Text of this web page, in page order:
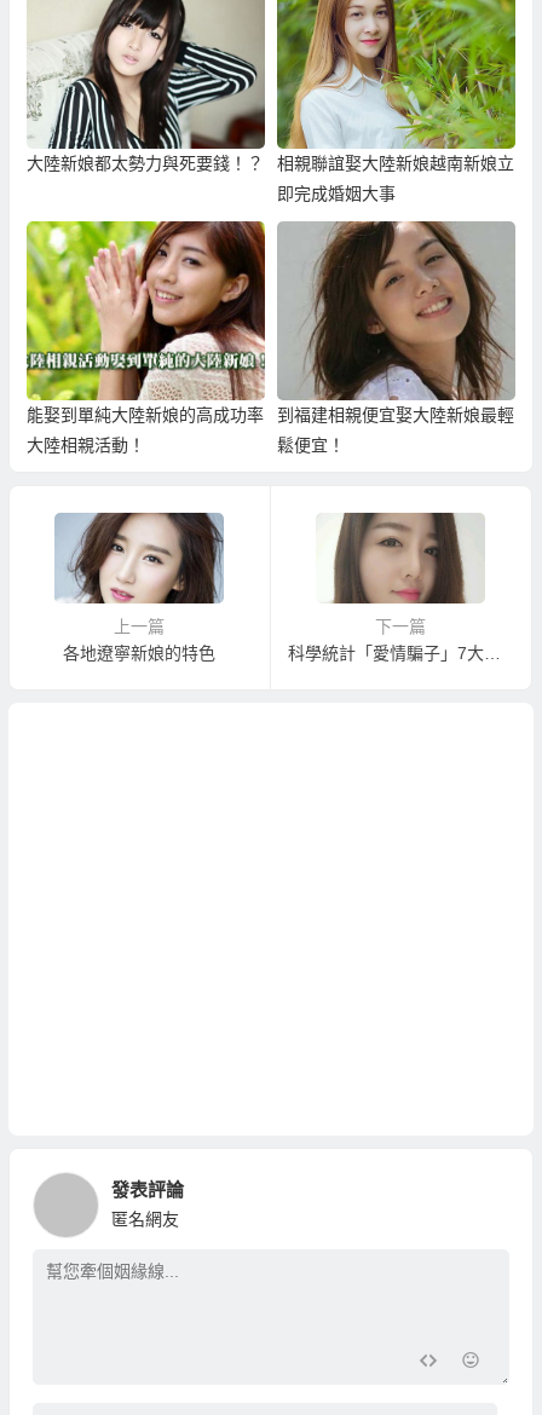
大陸新娘都太勢力與死要錢！？
相親聯誼娶大陸新娘越南新娘立
即完成婚姻大事
能娶到單純大陸新娘的高成功率
大陸相親活動！
到福建相親便宜娶大陸新娘最輕
鬆便宜！
上一篇
各地遼寧新娘的特色
下一篇
科學統計「愛情騙子」7大傾向
發表評論
匿名網友